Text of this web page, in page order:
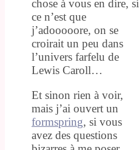
chose à vous en dire, si
ce n’est que
j’adooooore, on se
croirait un peu dans
l’univers farfelu de
Lewis Caroll…
Et sinon rien à voir,
mais j’ai ouvert un
formspring, si vous
avez des questions